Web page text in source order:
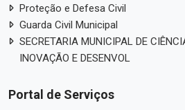
Proteção e Defesa Civil
Guarda Civil Municipal
SECRETARIA MUNICIPAL DE
INOVAÇÃO E DESENVOL
Portal de Serviços